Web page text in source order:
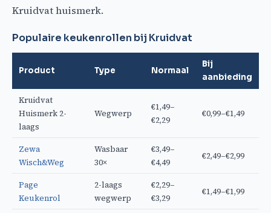
Kruidvat huismerk.
Populaire keukenrollen bij Kruidvat
Product Type Normaal
Bij
aanbieding
Kruidvat
Huismerk 2-
laags
Wegwerp
€1,49–
€2,29
€0,99–€1,49
Zewa
Wisch&Weg
Wasbaar
30×
€3,49–
€4,49
€2,49–€2,99
Page
Keukenrol
2-laags
wegwerp
€2,29–
€3,29
€1,49–€1,99